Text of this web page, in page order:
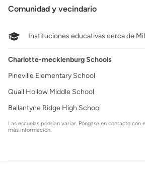
Comunidad y vecindario
Instituciones educativas cerca de
Charlotte-mecklenburg Schools
Pineville Elementary School
Quail Hollow Middle School
Ballantyne Ridge High School
Las escuelas podrían variar. Póngase en contacto con
más información.